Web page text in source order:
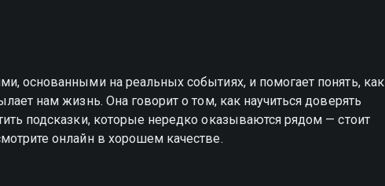
основанными на реальных событиях, и помогает понять, как
нам жизнь. Она говорит о том, как научиться доверять
подсказки, которые нередко оказываются рядом — стоит
онлайн в хорошем качестве.
судьбы вы можете совершенно бесплатно в хорошем HD